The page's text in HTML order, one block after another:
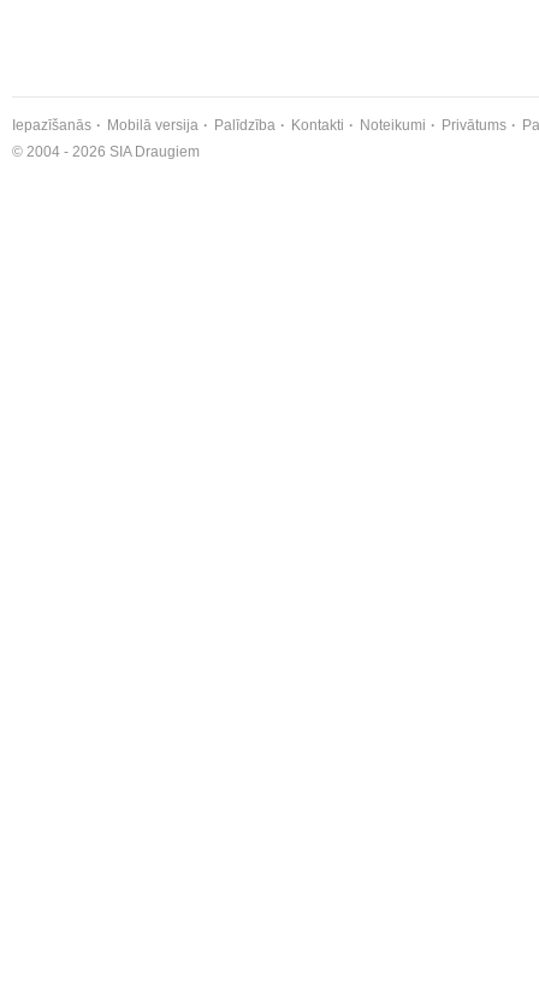
Iepazīšanās Mobilā versija Palīdzība Kontakti Noteikumi Privātums
© 2004 - 2026 SIA Draugiem